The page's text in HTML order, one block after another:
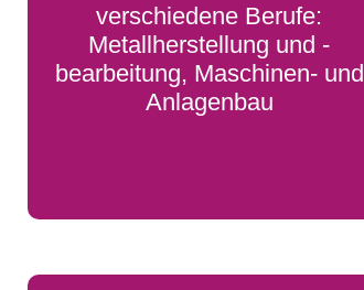
verschiedene Berufe:
Metallherstellung und -
bearbeitung, Maschinen- und
Anlagenbau